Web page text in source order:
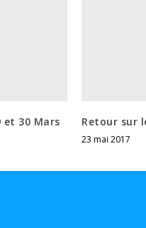
et 30 Mars
Retour sur
23 mai 2017